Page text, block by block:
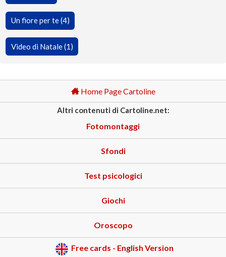
Un fiore per te (4)
Video di Natale (1)
Home Page Cartoline
Altri contenuti di Cartoline.net:
Fotomontaggi
Sfondi
Test psicologici
Giochi
Oroscopo
Free cards - English Version